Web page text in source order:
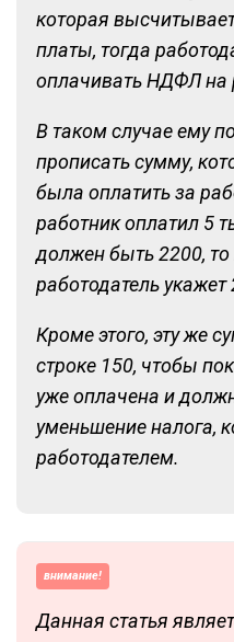
которая
платы, тогда
оплачивать НДФЛ на
В таком случае ему
прописать сумму,
была оплатить за
работник оплатил 5
должен быть 2200, то
работодатель укажет
Кроме этого, эту же
строке 150, чтобы
уже оплачена и
уменьшение налога,
работодателем.
внимание!
Данная статья